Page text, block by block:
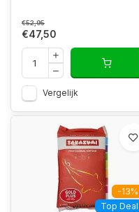
€52,95
€47,50
Vergelijk
-13%
Top Deal